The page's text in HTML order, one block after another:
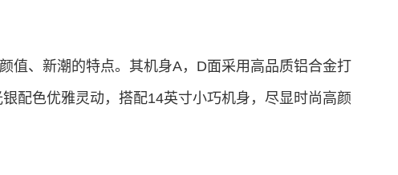
值、新潮的特点。其机身A，D面采用高品质铝合金打
配色优雅灵动，搭配14英寸小巧机身，尽显时尚高颜